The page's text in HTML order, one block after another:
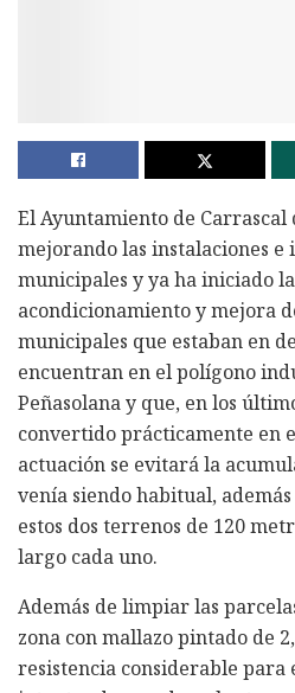
El Ayuntamiento de
mejorando las instalaciones
municipales y ya ha iniciado
acondicionamiento y mejora
municipales que estaban en
encuentran en el polígono
Peñasolana y que, en los
convertido prácticamente en
actuación se evitará la
venía siendo habitual,
estos dos terrenos de 120
largo cada uno.
Además de limpiar las
zona con mallazo pintado de
resistencia considerable para